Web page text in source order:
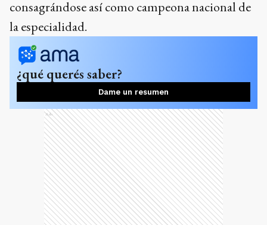
consagrándose así como campeona nacional de
la especialidad.
¿qué querés saber?
Dame un resumen
Ads